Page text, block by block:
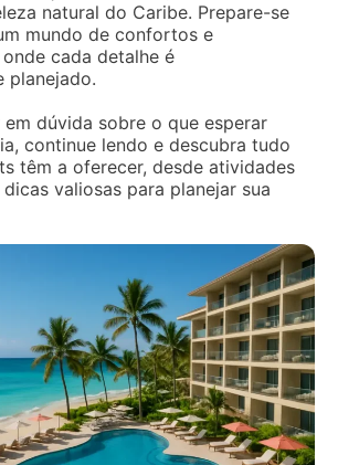
natural do Caribe. Prepare-se
mundo de confortos e
cada detalhe é
planejado.
em dúvida sobre o que esperar
continue lendo e descubra tudo
têm a oferecer, desde atividades
valiosas para planejar sua